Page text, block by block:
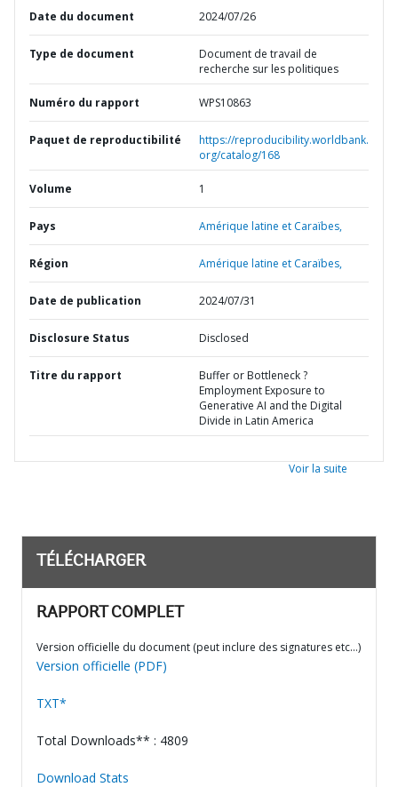
Date du document 2024/07/26
Type de document
Document de travail de
recherche sur les politiques
Numéro du rapport WPS10863
Paquet de reproductibilité
https://reproducibility.worldbank.
org/catalog/168
Volume 1
Pays Amérique latine et Caraïbes,
Région Amérique latine et Caraïbes,
Date de publication 2024/07/31
Disclosure Status Disclosed
Titre du rapport
Buffer or Bottleneck ?
Employment Exposure to
Generative AI and the Digital
Divide in Latin America
Voir la suite
TÉLÉCHARGER
RAPPORT COMPLET
Version officielle du document (peut inclure des signatures etc…)
Version officielle (PDF)
TXT*
Total Downloads** : 4809
Download Stats